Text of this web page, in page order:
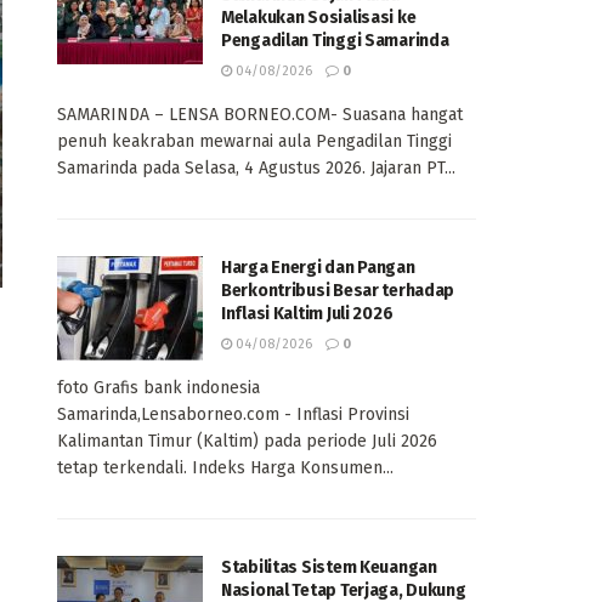
Melakukan Sosialisasi ke
Pengadilan Tinggi Samarinda
04/08/2026 0
SAMARINDA – LENSA BORNEO.COM- Suasana hangat
penuh keakraban mewarnai aula Pengadilan Tinggi
Samarinda pada Selasa, 4 Agustus 2026. Jajaran PT...
Harga Energi dan Pangan
Berkontribusi Besar terhadap
Inflasi Kaltim Juli 2026
04/08/2026 0
foto Grafis bank indonesia
Samarinda,Lensaborneo.com - Inflasi Provinsi
Kalimantan Timur (Kaltim) pada periode Juli 2026
tetap terkendali. Indeks Harga Konsumen...
Stabilitas Sistem Keuangan
Nasional Tetap Terjaga, Dukung